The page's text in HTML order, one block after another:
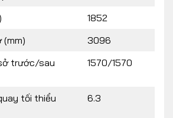
1852
(mm)
3096
trước/sau
1570/1570
tối thiểu
6.3